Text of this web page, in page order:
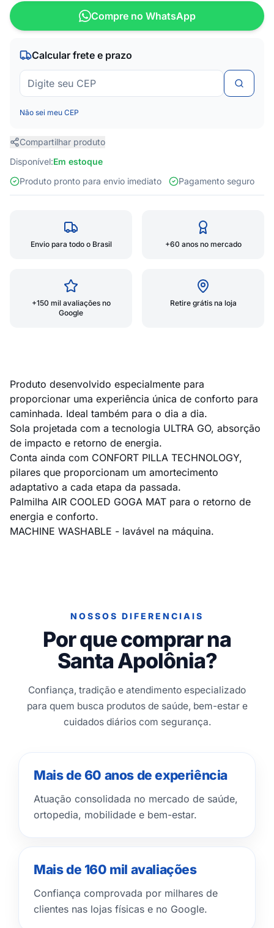
Compre no WhatsApp
Calcular frete e prazo
Não sei meu CEP
Compartilhar produto
Disponível:Em estoque
Produto pronto para envio imediato
Pagamento seguro
Envio para todo o Brasil +60 anos no mercado
+150 mil avaliações no
Google
Retire grátis na loja
Produto desenvolvido especialmente para
proporcionar uma experiência única de conforto para
caminhada. Ideal também para o dia a dia.
Sola projetada com a tecnologia ULTRA GO, absorção
de impacto e retorno de energia.
Conta ainda com CONFORT PILLA TECHNOLOGY,
pilares que proporcionam um amortecimento
adaptativo a cada etapa da passada.
Palmilha AIR COOLED GOGA MAT para o retorno de
energia e conforto.
MACHINE WASHABLE - lavável na máquina.
NOSSOS DIFERENCIAIS
Por que comprar na
Santa Apolônia?
Confiança, tradição e atendimento especializado
para quem busca produtos de saúde, bem-estar e
cuidados diários com segurança.
Mais de 60 anos de experiência
Atuação consolidada no mercado de saúde,
ortopedia, mobilidade e bem-estar.
Mais de 160 mil avaliações
Confiança comprovada por milhares de
clientes nas lojas físicas e no Google.